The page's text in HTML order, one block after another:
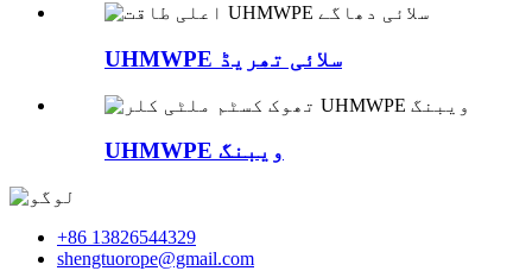
UHMWPE سلائی تھریڈ
UHMWPE ویبنگ
+86 13826544329
shengtuorope@gmail.com